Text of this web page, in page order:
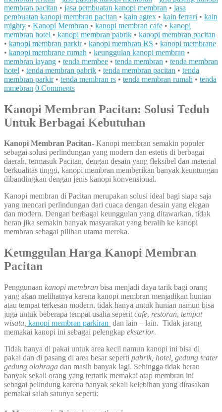
membran pacitan • jasa pembuatan kanopi membran • jasa
pembuatan kanopi membran pacitan • kain agtex • kain ferrari • kain
mighty • Kanopi Membran • kanopi membran cafe • kanopi
membran hotel • kanopi membran pabrik • kanopi membran pacitan
• kanopi membran parkir• kanopi membran RS • kanopi membrane
• kanopi membrane rumah • keunggulan kanopi membran •
membran layang • tenda membee • tenda membran • tenda membran
hotel • tenda membran pabrik • tenda membran pacitan • tenda
membran parkir• tenda membran rs • tenda membran rumah • tenda
mmebran 0 Comments
Kanopi Membran Pacitan: Solusi Teduh
Untuk Berbagai Kebutuhan
Kanopi Membran Pacitan- Kanopi membran semakin populer
sebagai solusi perlindungan yang modern dan estetis di berbagai
daerah, termasuk Pacitan, dengan desain yang fleksibel dan material
berkualitas tinggi, kanopi membran memberikan banyak keuntungan
dibandingkan dengan jenis kanopi konvensional.
Kanopi membran di Pacitan merupakan solusi ideal bagi siapa saja
yang mencari perlindungan dari cuaca dengan desain yang elegan
dan modern. Dengan berbagai keunggulan yang ditawarkan, tidak
heran jika semakin banyak masyarakat yang beralih ke kanopi
membran sebagai pilihan utama mereka.
Keunggulan Harga Kanopi Membran
Pacitan
Penggunaan kanopi membran bisa menjadi daya tarik bagi orang
yang akan melihatnya karena kanopi membran menjadikan hunian
atau tempat terkesan modern, tidak hanya untuk hunian namun bisa
juga untuk beberapa tempat usaha seperit cafe, restoran, tempat
wisata, kanopi membran parkiran dan lain – lain. Tidak jarang
memakai kanopi ini sebagai pelengkap eksterior.
Tidak hanya di pakai untuk area kecil namun kanopi ini bisa di
pakai dan di pasang di area besar seperti pabrik, hotel, gedung teater
gedung olahraga dan masih banyak lagi. Sehingga tidak heran
banyak sekali orang yang tertarik memakai atap membran ini
sebagai pelindung karena banyak sekali kelebihan yang dirasakan
pemakai salah satunya seperti: